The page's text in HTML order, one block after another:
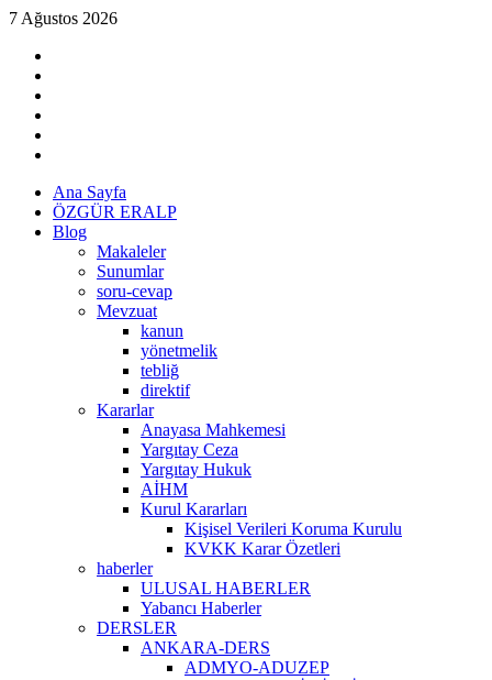
Skip
content
7 Ağustos 2026
Primary
Menu
Ana Sayfa
ÖZGÜR ERALP
Blog
Makaleler
Sunumlar
soru-cevap
Mevzuat
kanun
yönetmelik
tebliğ
direktif
Kararlar
Anayasa Mahkemesi
Yargıtay Ceza
Yargıtay Hukuk
AİHM
Kurul Kararları
Kişisel Verileri Koruma Kurulu
KVKK Karar Özetleri
haberler
ULUSAL HABERLER
Yabancı Haberler
DERSLER
ANKARA-DERS
ADMYO-ADUZEP